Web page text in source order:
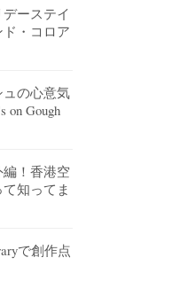
ーステイ
・コロア
の心意気
on Gough
！香港空
知ってま
で創作点